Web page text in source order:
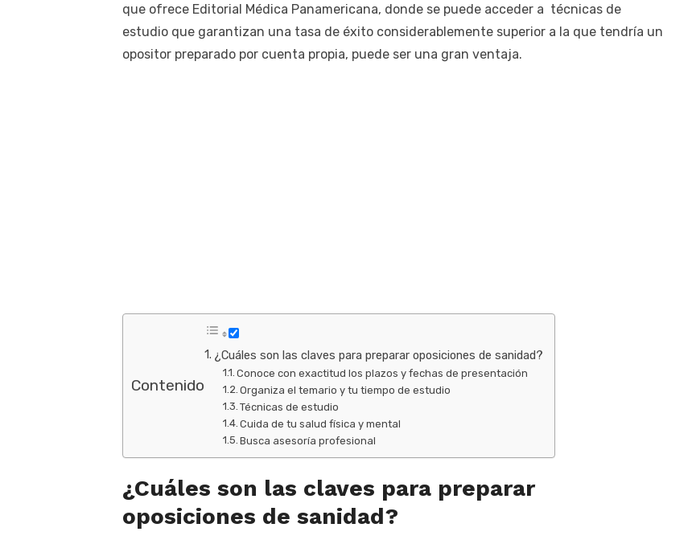
que ofrece Editorial Médica Panamericana, donde se puede acceder a técnicas de
estudio que garantizan una tasa de éxito considerablemente superior a la que tendría un
opositor preparado por cuenta propia, puede ser una gran ventaja.
Contenido
¿Cuáles son las claves para preparar oposiciones de sanidad?
Conoce con exactitud los plazos y fechas de presentación
Organiza el temario y tu tiempo de estudio
Técnicas de estudio
Cuida de tu salud física y mental
Busca asesoría profesional
¿Cuáles son las claves para preparar
oposiciones de sanidad?